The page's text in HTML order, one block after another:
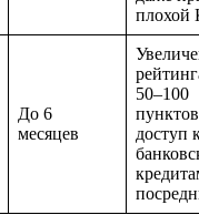
плохой
До 6
месяцев
50–100
доступ